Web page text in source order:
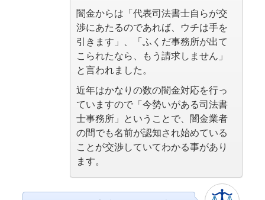
闇金からは「代表司法書士自らが交
渉にあたるのであれば、ウチは手を
引きます」、「ふくだ事務所が出て
こられたなら、もう請求しません」
と言われました。
近年はかなりの数の闇金対応を行っ
ていますので「今勢いがある司法書
士事務所」ということで、闇金業者
の間でも名前が認知され始めている
ことが交渉していてわかる事があり
ます。